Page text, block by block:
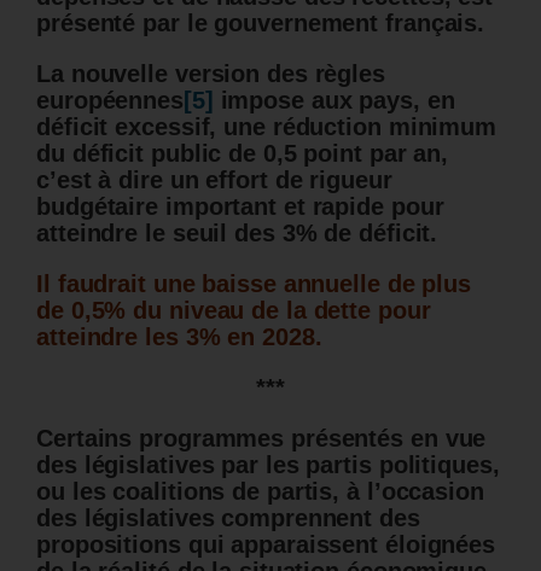
présenté par le gouvernement français.
La nouvelle version des règles
européennes [5] impose aux pays, en
déficit excessif, une réduction minimum
du déficit public de 0,5 point par an,
c’est à dire un effort de rigueur
budgétaire important et rapide pour
atteindre le seuil des 3% de déficit.
Il faudrait une baisse annuelle de plus
de 0,5% du niveau de la dette pour
atteindre les 3% en 2028.
***
Certains programmes présentés en vue
des législatives par les partis politiques,
ou les coalitions de partis, à l’occasion
des législatives comprennent des
propositions qui apparaissent éloignées